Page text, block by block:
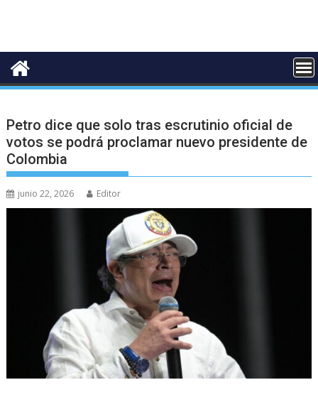
Petro dice que solo tras escrutinio oficial de
votos se podrá proclamar nuevo presidente de
Colombia
junio 22, 2026 Editor